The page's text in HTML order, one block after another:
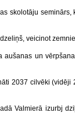
skolotāju
veicinot
un
2037 cilvēki
Valmierā izurbj